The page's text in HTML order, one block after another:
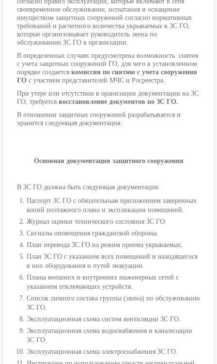
своевременное обслуживание, испытания и оснащение
имуществом защитных сооружений согласно нормативных
требований и расчетного количества укрываемых в ЗС ГО,
которые организовывает руководитель звена по
обслуживанию ЗС ГО в организации.
В определенных случаях предусмотрена возможность снятия
с учета защитных сооружений ГО, для чего в установленном
порядке создается комиссия по снятию с учета сооружения
ГО с участием представителей МЧС и Росреестра.
При утере или отсутствии в оранизации документации на ЗС
ГО, требуется восстановление документов по ЗС ГО.
В отношении защитных сооружений разрабатывается и
хранится следующая документация:
Основная документация защитного сооружения
В ЗС ГО должна быть следующая документация:
Паспорт ЗС ГО с обязательным приложением заверенных
копий поэтажного плана и экспликации помещений.
Журнал оценки технического состояния ЗС ГО.
Сигналы оповещения гражданской обороны.
План перевода ЗС ГО на режим приема укрываемых.
План ЗС ГО с указанием всех помещений и находящегося
в них оборудования и путей эвакуации.
Планы внешних и внутренних инженерных сетей с
указанием отключающих устройств.
Список личного состава группы (звена) по обслуживанию
ЗС ГО.
Эксплуатационная схема систем вентиляции ЗС ГО.
Эксплуатационная схема водоснабжения и канализации
ЗС ГО.
Эксплуатационная схема электроснабжения ЗС ГО.